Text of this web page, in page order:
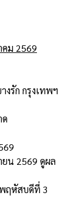
คม 2569
รัก กรุงเทพฯ
น 2569 ดูผล
ฤหัสบดีที่ 3